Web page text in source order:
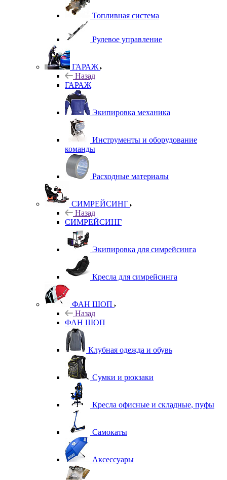
Топливная система
Рулевое управление
ГАРАЖ
Назад
ГАРАЖ
Экипировка механика
Инструменты и оборудование
команды
Расходные материалы
СИМРЕЙСИНГ
Назад
СИМРЕЙСИНГ
Экипировка для симрейсинга
Кресла для симрейсинга
ФАН ШОП
Назад
ФАН ШОП
Клубная одежда и обувь
Сумки и рюкзаки
Кресла офисные и складные, пуфы
Самокаты
Аксессуары